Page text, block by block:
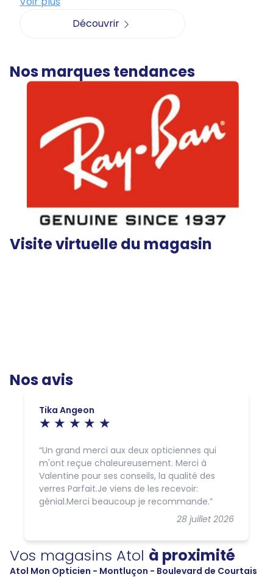
Découvrir
Nos marques tendances
Visite virtuelle du magasin
Nos avis
Tika Angeon
28 juillet 2026
Un grand merci aux deux opticiennes qui
m'ont reçue chaleureusement. Merci à
Valentine pour ses conseils, la qualité des
verres Parfait.Je viens de les recevoir:
génial.Merci beaucoup je recommande.
Vos magasins Atol à proximité
Atol Mon Opticien - Montluçon - Boulevard de Courtais